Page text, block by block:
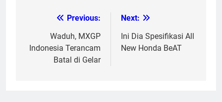
navigation
Previous:
Waduh, MXGP
Indonesia Terancam
Batal di Gelar
Next:
Ini Dia Spesifikasi All
New Honda BeAT